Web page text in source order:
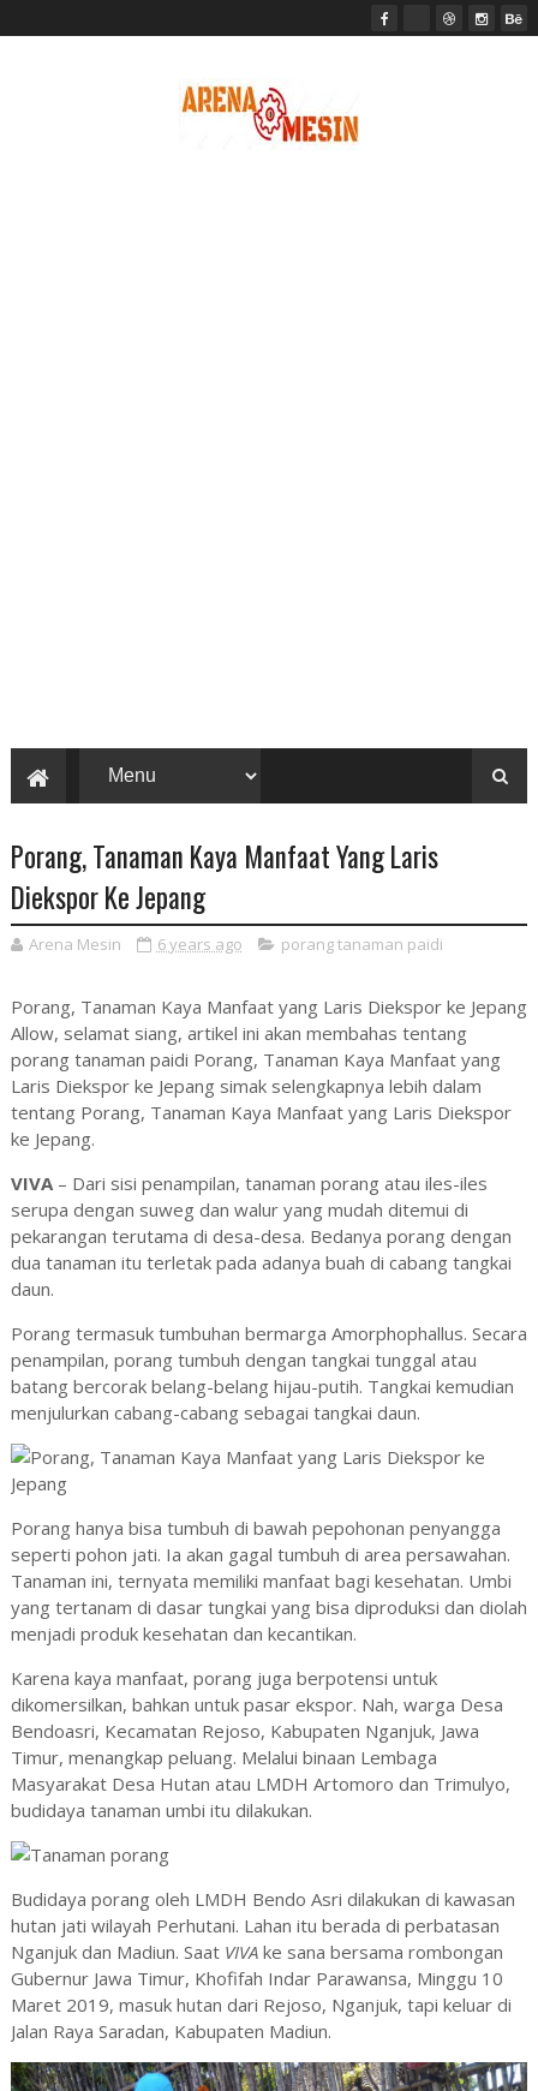
Porang, Tanaman Kaya Manfaat Yang Laris
Diekspor Ke Jepang
Arena Mesin 6 years ago porang tanaman paidi
Porang, Tanaman Kaya Manfaat yang Laris Diekspor ke Jepang
Allow, selamat siang, artikel ini akan membahas tentang
porang tanaman paidi Porang, Tanaman Kaya Manfaat yang
Laris Diekspor ke Jepang simak selengkapnya lebih dalam
tentang Porang, Tanaman Kaya Manfaat yang Laris Diekspor
ke Jepang.
VIVA– Dari sisi penampilan, tanaman porang atau iles-iles
serupa dengan suweg dan walur yang mudah ditemui di
pekarangan terutama di desa-desa. Bedanya porang dengan
dua tanaman itu terletak pada adanya buah di cabang tangkai
daun.
Porang termasuk tumbuhan bermarga Amorphophallus. Secara
penampilan, porang tumbuh dengan tangkai tunggal atau
batang bercorak belang-belang hijau-putih. Tangkai kemudian
menjulurkan cabang-cabang sebagai tangkai daun.
Porang hanya bisa tumbuh di bawah pepohonan penyangga
seperti pohon jati. Ia akan gagal tumbuh di area persawahan.
Tanaman ini, ternyata memiliki manfaat bagi kesehatan. Umbi
yang tertanam di dasar tungkai yang bisa diproduksi dan diolah
menjadi produk kesehatan dan kecantikan.
Karena kaya manfaat, porang juga berpotensi untuk
dikomersilkan, bahkan untuk pasar ekspor. Nah, warga Desa
Bendoasri, Kecamatan Rejoso, Kabupaten Nganjuk, Jawa
Timur, menangkap peluang. Melalui binaan Lembaga
Masyarakat Desa Hutan atau LMDH Artomoro dan Trimulyo,
budidaya tanaman umbi itu dilakukan.
Budidaya porang oleh LMDH Bendo Asri dilakukan di kawasan
hutan jati wilayah Perhutani. Lahan itu berada di perbatasan
Nganjuk dan Madiun. Saat VIVAke sana bersama rombongan
Gubernur Jawa Timur, Khofifah Indar Parawansa, Minggu 10
Maret 2019, masuk hutan dari Rejoso, Nganjuk, tapi keluar di
Jalan Raya Saradan, Kabupaten Madiun.